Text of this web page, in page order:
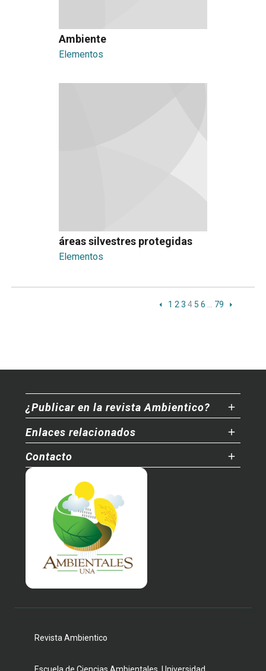
Ambiente
Elementos
áreas silvestres protegidas
Elementos
1 2 3 4 5 6 79
¿Publicar en la revista Ambientico?
Enlaces relacionados
Contacto
Revista Ambientico